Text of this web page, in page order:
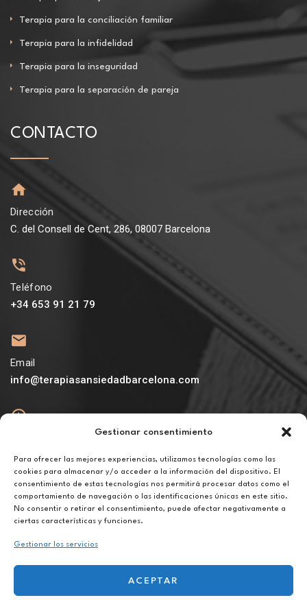
Gestionar consentimiento
Para ofrecer las mejores experiencias, utilizamos tecnologías como las
cookies para almacenar y/o acceder a la información del dispositivo. El
consentimiento de estas tecnologías nos permitirá procesar datos como el
comportamiento de navegación o las identificaciones únicas en este sitio.
No consentir o retirar el consentimiento, puede afectar negativamente a
ciertas características y funciones.
Gestionar los servicios
ACEPTAR
Terapia para la conciliación familiar
Terapia para la infidelidad
Terapia para la inseguridad
Terapia para la separación de pareja
CONTACTO
Dirección
C. del Consell de Cent, 286, 08007 Barcelona
Teléfono
+34 653 91 21 79
Email
info@terapiasansiedadbarcelona.com
De lunes a viernes de 10h a 20h
Aviso legal
Política de privacidad
Política de cookies